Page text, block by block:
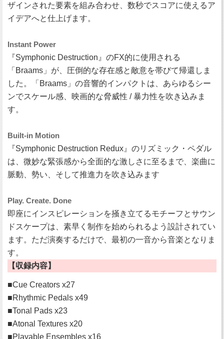
ザインされた要素を組み合わせ、数秒でスコアに使えるア
イデアへと仕上げます。
Instant Power
『Symphonic Destruction』のFX的に使用される
「Braams」が、圧倒的な存在感と敵意を帯びて帰還しま
した。「Braams」の音響的インパクトは、あらゆるシー
ンでスケール感、映画的な脅威性 / 暴力性を吹き込みま
す。
Built-in Motion
『Symphonic Destruction Redux』のリズミック・ペダル
は、微妙な緊張感から全面的な激しさに至るまで、楽曲に
脈動、勢い、そして推進力を吹き込みます
Play. Create. Done
即座にインスピレーションを掻き立てるモチーフとサウン
ドスケープは、素早く制作を始められるよう設計されてい
ます。ただ演奏するだけで、最初の一音から音楽となりま
す。
【収録内容】
■Cue Creators x27
■Rhythmic Pedals x49
■Tonal Pads x23
■Atonal Textures x20
■Playable Ensembles x16